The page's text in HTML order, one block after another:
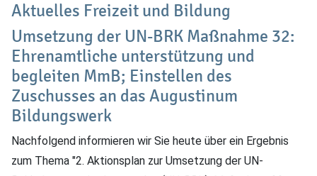
Aktuelles Freizeit und Bildung
Umsetzung der UN-BRK Maßnahme 32:
Ehrenamtliche unterstützung und
begleiten MmB; Einstellen des
Zuschusses an das Augustinum
Bildungswerk
Nachfolgend informieren wir Sie heute über ein Ergebnis
zum Thema "2. Aktionsplan zur Umsetzung der UN-